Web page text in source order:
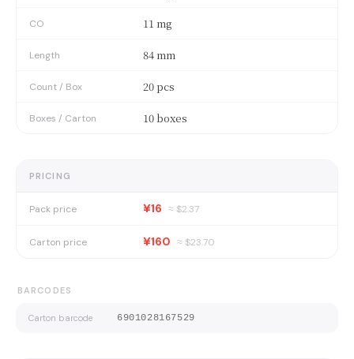
CO 11 mg
Length 84 mm
Count / Box 20 pcs
Boxes / Carton 10 boxes
PRICING
Pack price ¥16 ≈ $2.37
Carton price ¥160 ≈ $23.70
BARCODES
Carton barcode 6901028167529